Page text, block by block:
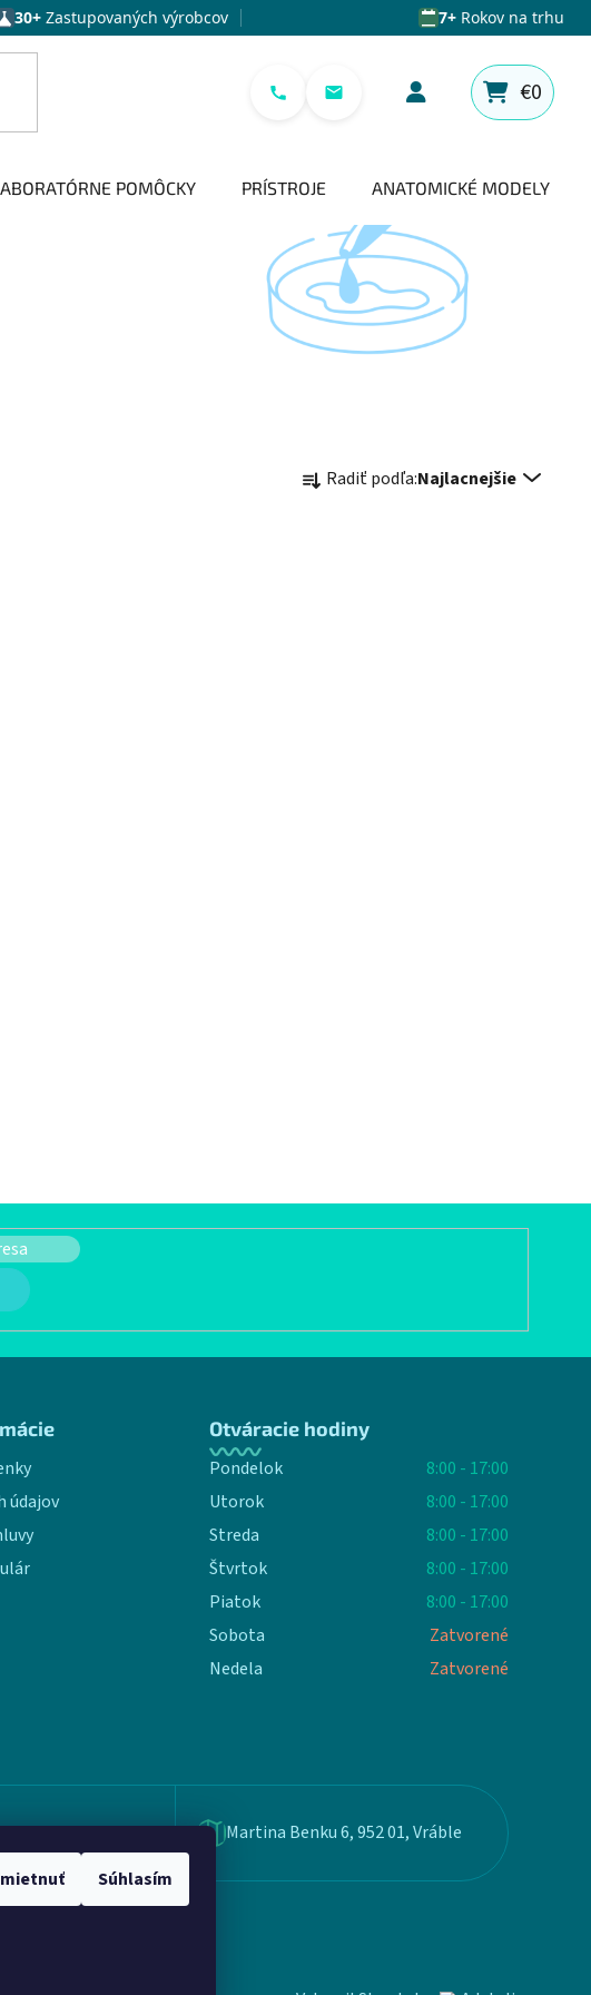
Súhlasím
30+ Zastupovaných výrobcov 7+Rokov na trhu
NÁKUPNÝ
€0
POMÔCKY PRÍSTROJE ANATOMICKÉ MODELY
Radiť podľa:Najlacnejšie
SA
údajov
Otváracie hodiny
Pondelok
8:00 - 17:00
Utorok
8:00 - 17:00
Streda
8:00 - 17:00
Štvrtok
8:00 - 17:00
Piatok
8:00 - 17:00
Sobota
Zatvorené
Nedela
Zatvorené
Martina Benku 6, 952 01, Vráble